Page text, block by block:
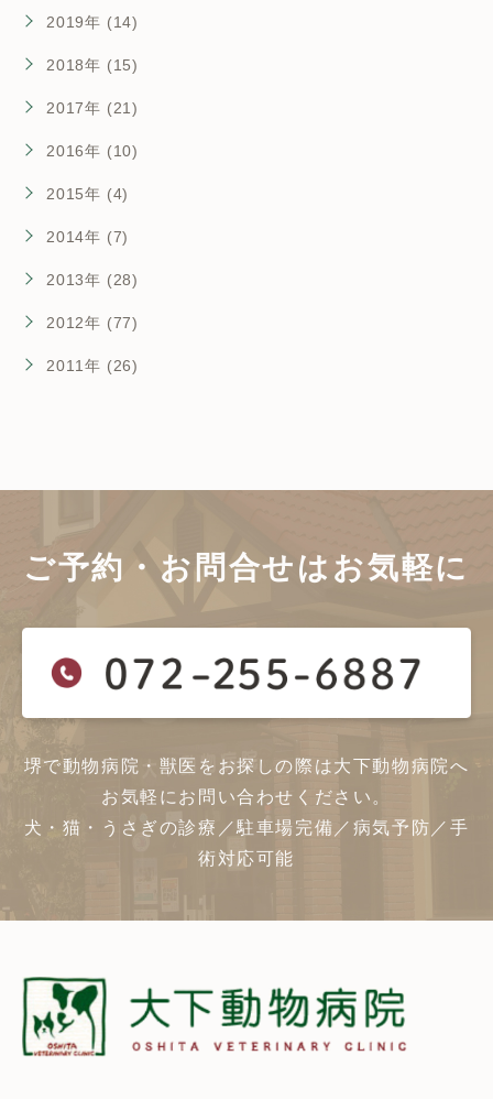
2019年 (14)
2018年 (15)
2017年 (21)
2016年 (10)
2015年 (4)
2014年 (7)
2013年 (28)
2012年 (77)
2011年 (26)
ご予約・お問合せは お気軽に
堺で動物病院・獣医をお探しの際は大下動物病院へ
お気軽にお問い合わせください。
犬・猫・うさぎの診療／駐車場完備／病気予防／手
術対応可能